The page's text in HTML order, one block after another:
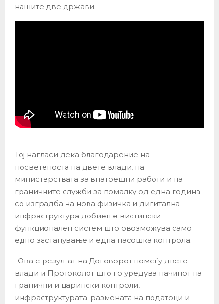
нашите две држави.
Тој нагласи дека благодарение на
посветеноста на двете влади, на
министерствата за внатрешни работи и на
граничните служби за помалку од една година
со изградба на нова физичка и дигитална
инфраструктура добиен е вистински
функционален систем што овозможува само
едно застанување и една пасошка контрола.
-Ова е резултат на Договорот помеѓу двете
влади и Протоколот што го уредува начинот на
гранични и царински контроли,
инфраструктурата, размената на податоци и